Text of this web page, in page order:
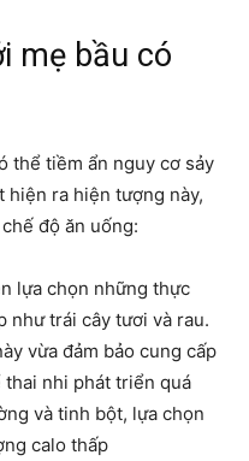
mẹ bầu có
thể tiềm ẩn nguy cơ sảy
hiện ra hiện tượng này,
độ ăn uống:
lựa chọn những thực
như trái cây tươi và rau.
vừa đảm bảo cung cấp
nhi phát triển quá
và tinh bột, lựa chọn
calo thấp